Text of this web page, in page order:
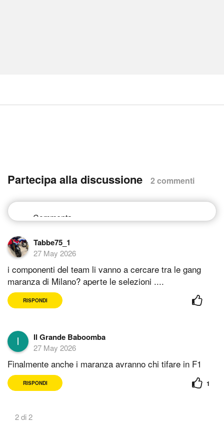
Partecipa alla discussione 2 commenti
Tabbe75_1
27 May 2026
i componenti del team li vanno a cercare tra le gang
maranza di Milano? aperte le selezioni ....
RISPONDI
Il Grande Baboomba
27 May 2026
Finalmente anche i maranza avranno chi tifare in F1
RISPONDI 1
2 di 2